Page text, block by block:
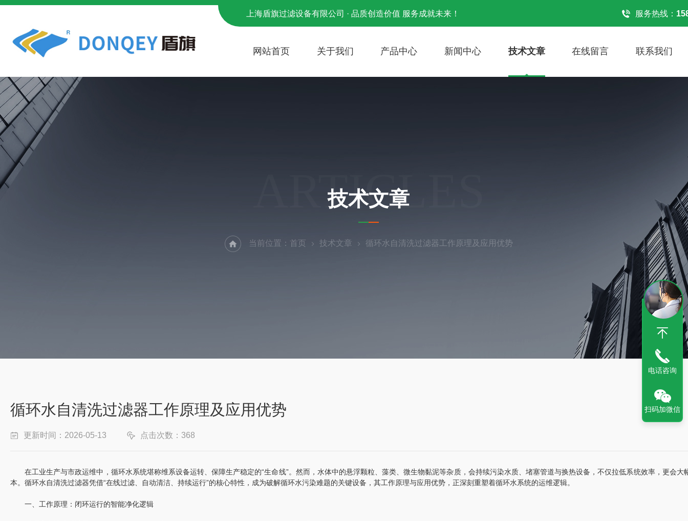
上海盾旗过滤设备有限公司 · 品质创造价值 服务成就未来！ 服务热线：
网站首页 关于我们 产品中心 新闻中心 技术文章 在线留言 联系我们
ARTICLES
技术文章
当前位置： 首页 技术文章 循环水自清洗过滤器工作原理及应用优势
循环水自清洗过滤器工作原理及应用优势
更新时间：2026-05-13 点击次数：368
在工业生产与市政运维中，循环水系统堪称维系设备运转、保障生产稳定的“生命线”。然而，水体中的悬浮颗粒、藻类、微生物黏泥等杂质，会持续污染水质、堵塞管道与换热设备，不仅拉低系统效率，更会大
本。循环水自清洗过滤器凭借“在线过滤、自动清洁、持续运行”的核心特性，成为破解循环水污染难题的关键设备，其工作原理与应用优势，正深刻重塑着循环水系统的运维逻辑。
一、工作原理：闭环运行的智能净化逻辑
电话咨询
扫码加微信